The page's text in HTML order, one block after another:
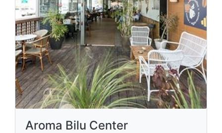
Aroma Bilu Center